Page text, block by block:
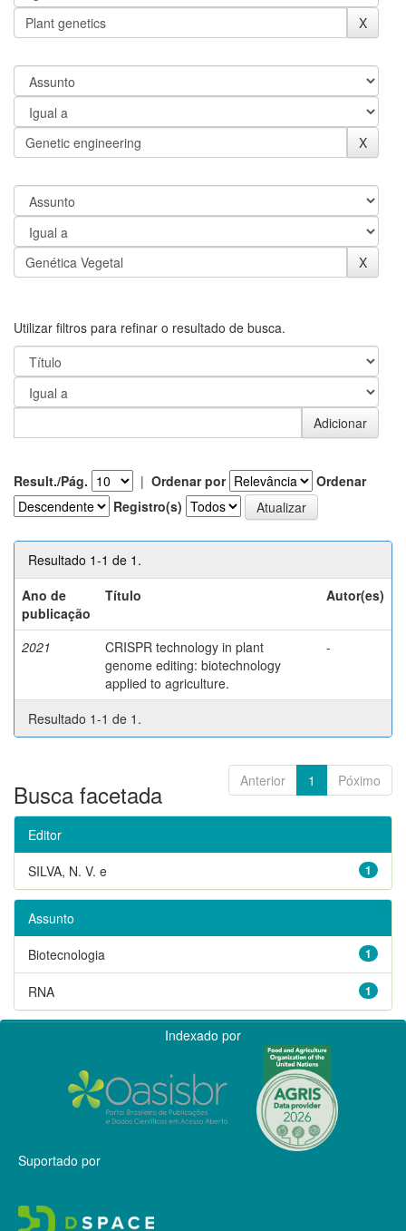
Utilizar filtros para refinar o resultado de busca.
Result./Pág. | Ordenar por
Ordenar
Registro(s)
Resultado 1-1 de 1.
Ano de
publicação
Título Autor(es)
2021
CRISPR technology in plant
genome editing: biotechnology
applied to agriculture.
-
Resultado 1-1 de 1.
Anterior 1 Póximo
Busca facetada
Editor
1
SILVA, N. V. e
Assunto
1
Biotecnologia
1
RNA
Indexado por
Suportado por